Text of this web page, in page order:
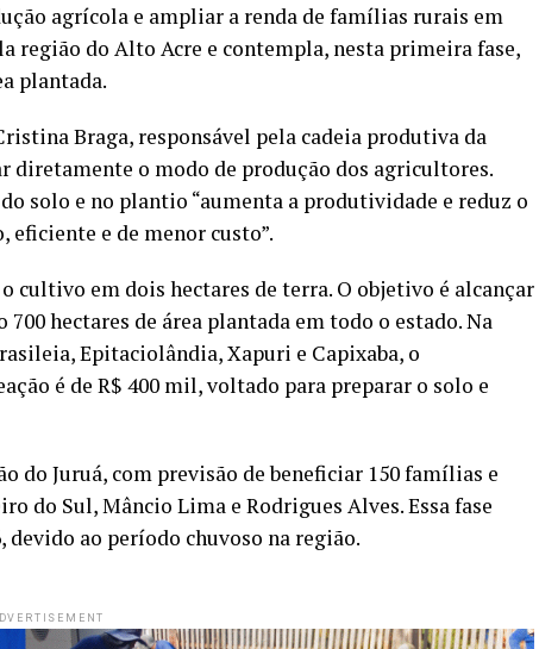
agrícola e ampliar a renda de famílias rurais em
região do Alto Acre e contempla, nesta primeira fase,
plantada.
Braga, responsável pela cadeia produtiva da
diretamente o modo de produção dos agricultores.
solo e no plantio “aumenta a produtividade e reduz o
e de menor custo”.
cultivo em dois hectares de terra. O objetivo é alcançar
hectares de área plantada em todo o estado. Na
Epitaciolândia, Xapuri e Capixaba, o
é de R$ 400 mil, voltado para preparar o solo e
do Juruá, com previsão de beneficiar 150 famílias e
do Sul, Mâncio Lima e Rodrigues Alves. Essa fase
devido ao período chuvoso na região.